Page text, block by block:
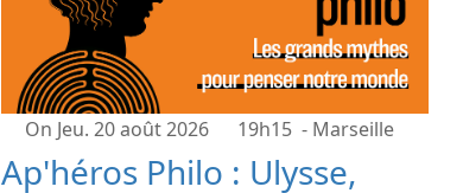
On Jeu. 20 août 2026 19h15 - Marseille
Ap'héros Philo : Ulysse,